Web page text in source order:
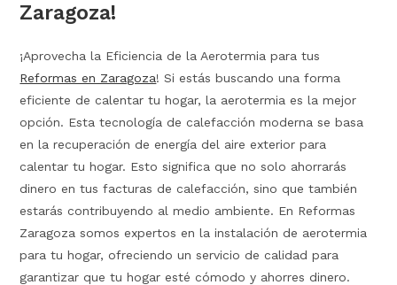
Zaragoza!
¡Aprovecha la Eficiencia de la Aerotermia para tus
Reformas en Zaragoza! Si estás buscando una forma
eficiente de calentar tu hogar, la aerotermia es la mejor
opción. Esta tecnología de calefacción moderna se basa
en la recuperación de energía del aire exterior para
calentar tu hogar. Esto significa que no solo ahorrarás
dinero en tus facturas de calefacción, sino que también
estarás contribuyendo al medio ambiente. En Reformas
Zaragoza somos expertos en la instalación de aerotermia
para tu hogar, ofreciendo un servicio de calidad para
garantizar que tu hogar esté cómodo y ahorres dinero.